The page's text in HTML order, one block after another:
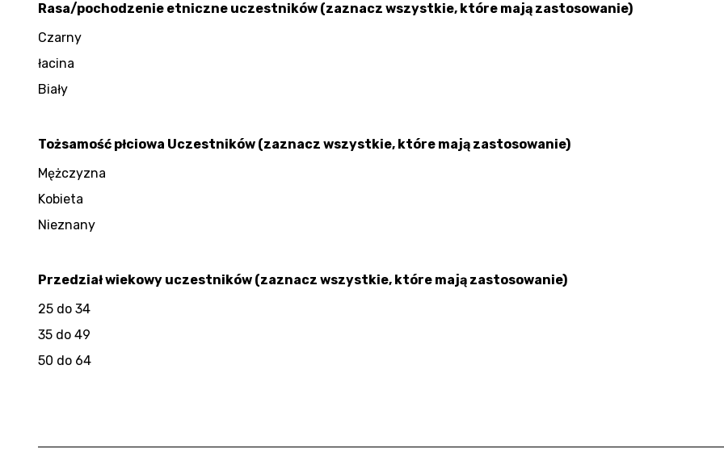
Rasa/pochodzenie etniczne uczestników (zaznacz wszystkie, które mają zastosowanie)
Czarny
łacina
Biały
Tożsamość płciowa Uczestników (zaznacz wszystkie, które mają zastosowanie)
Mężczyzna
Kobieta
Nieznany
Przedział wiekowy uczestników (zaznacz wszystkie, które mają zastosowanie)
25 do 34
35 do 49
50 do 64